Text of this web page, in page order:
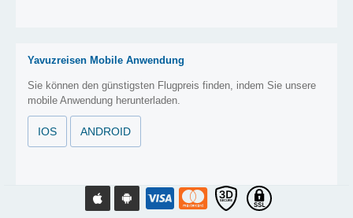
Yavuzreisen Mobile Anwendung
Sie können den günstigsten Flugpreis finden, indem Sie unsere
mobile Anwendung herunterladen.
IOS ANDROID